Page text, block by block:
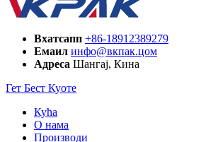
Вхатсапп +86-18912389279
Емаил инфо@вкпак.цом
Адреса Шангај, Кина
Гет Бест Куоте
Кућа
О нама
Производи